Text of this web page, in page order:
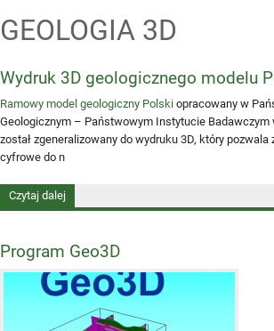
STRONA GŁÓWNA
PUBLIKACJE
POBIERZ
GEOLOGIA 3D
Wydruk 3D geologicznego modelu
Ramowy model geologiczny Polski opracowany w
Geologicznym – Państwowym Instytucie
został zgeneralizowany do wydruku 3D, który
cyfrowe do n
Czytaj dalej
Program Geo3D